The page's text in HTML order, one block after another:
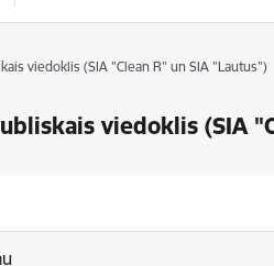
viedoklis (SIA "Clean R" un SIA "Lautus")
viedoklis (SIA